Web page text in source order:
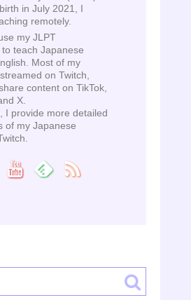
in July 2021, I
remotely.
my JLPT
teach Japanese
Most of my
on Twitch,
content on TikTok,
X.
I provide more detailed
of my Japanese